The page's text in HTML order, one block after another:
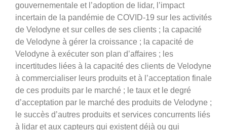
gouvernementale et l’adoption de lidar, l’impact
incertain de la pandémie de COVID-19 sur les activités
de Velodyne et sur celles de ses clients ; la capacité
de Velodyne à gérer la croissance ; la capacité de
Velodyne à exécuter son plan d’affaires ; les
incertitudes liées à la capacité des clients de Velodyne
à commercialiser leurs produits et à l’acceptation finale
de ces produits par le marché ; le taux et le degré
d’acceptation par le marché des produits de Velodyne ;
le succès d’autres produits et services concurrents liés
à lidar et aux capteurs qui existent déjà ou qui